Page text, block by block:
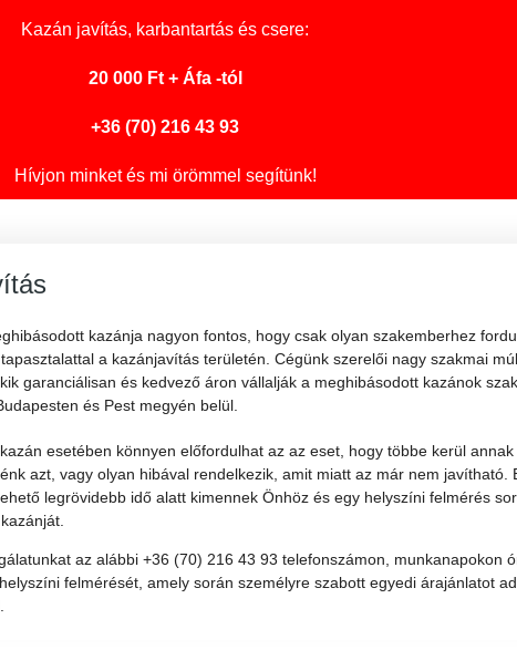
Kazán javítás, karbantartás és csere:
20 000 Ft + Áfa -tól
+36 (70) 216 43 93
Hívjon minket és mi örömmel segítünk!
kazánja nagyon fontos, hogy csak olyan szakemberhez
a kazánjavítás területén. Cégünk szerelői nagy szakmai
garanciálisan és kedvező áron vállalják a meghibásodott kazánok
és Pest megyén belül.
esetében könnyen előfordulhat az az eset, hogy többe kerül
azt, vagy olyan hibával rendelkezik, amit miatt az már nem javítható.
legrövidebb idő alatt kimennek Önhöz és egy helyszíni felmérés
az alábbi +36 (70) 216 43 93 telefonszámon, munkanapokon
felmérését, amely során személyre szabott egyedi árajánlatot